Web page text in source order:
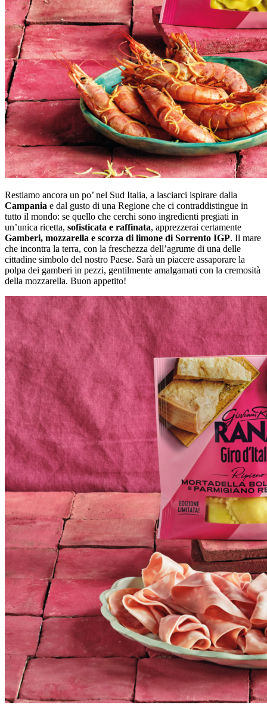
Restiamo ancora un po’ nel Sud Italia, a lasciarci ispirare dalla
Campania e dal gusto di una Regione che ci contraddistingue in
tutto il mondo: se quello che cerchi sono ingredienti pregiati in
un’unica ricetta, sofisticata e raffinata, apprezzerai certamente
Gamberi, mozzarella e scorza di limone di Sorrento IGP. Il mare
che incontra la terra, con la freschezza dell’agrume di una delle
cittadine simbolo del nostro Paese. Sarà un piacere assaporare la
polpa dei gamberi in pezzi, gentilmente amalgamati con la cremosità
della mozzarella. Buon appetito!